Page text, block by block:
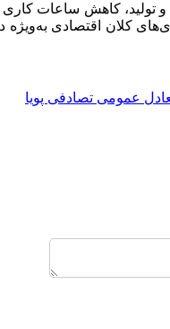
تولید، کاهش ساعات کاری
کلان اقتصادی به‌ویژه
عمومی تصادفی پویا